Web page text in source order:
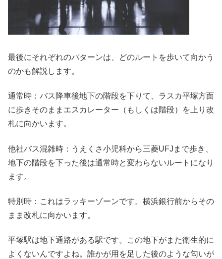
最後にそれぞれのパターンは、どのルートを歩いて向かう
のかも解説します。
通常時：バス降車後地下の階段を下りて、ラスカ平塚方面
に歩きそのままエスカレーター（もしくは階段）を上り改
札に向かいます。
他社バス混雑時：うえくさ小児科から三菱UFJまで歩き、
地下の階段を下った後は通常時と変わらないルートになり
ます。
特別時：これはラッキーゾーンです。横浜銀行前からその
まま改札に向かいます。
平塚駅は地下通路がある駅です。この地下がまた衛生的に
よくないんですよね。誰かが用を足した後のような匂いが